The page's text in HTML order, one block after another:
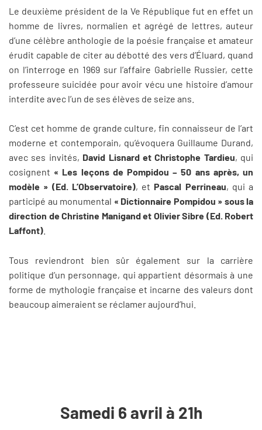
Le deuxième président de la Ve République fut en effet un
homme de livres, normalien et agrégé de lettres, auteur
d’une célèbre anthologie de la poésie française et amateur
érudit capable de citer au débotté des vers d’Éluard, quand
on l’interroge en 1969 sur l’affaire Gabrielle Russier, cette
professeure suicidée pour avoir vécu une histoire d’amour
interdite avec l’un de ses élèves de seize ans.
C’est cet homme de grande culture, fin connaisseur de l’art
moderne et contemporain, qu’évoquera Guillaume Durand,
avec ses invités, David Lisnard et Christophe Tardieu, qui
cosignent « Les leçons de Pompidou – 50 ans après, un
modèle » (Ed. L’Observatoire), et Pascal Perrineau, qui a
participé au monumental « Dictionnaire Pompidou » sous la
direction de Christine Manigand et Olivier Sibre (Ed. Robert
Laffont)
Tous reviendront bien sûr également sur la carrière
politique d’un personnage, qui appartient désormais à une
forme de mythologie française et incarne des valeurs dont
beaucoup aimeraient se réclamer aujourd’hui.
Samedi 6 avril à 21h